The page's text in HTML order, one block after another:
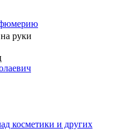
на руки
косметики и других